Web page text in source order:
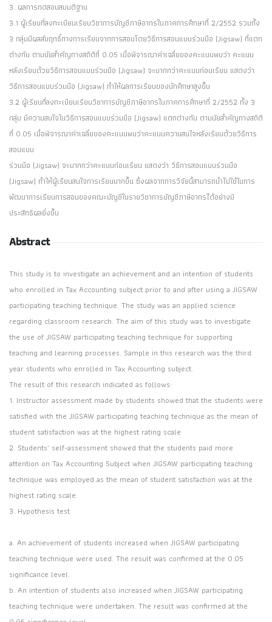
3. ผลการทดสอบสมมติฐาน
3.1 ผู้เรียนที่ลงทะเบียนเรียนวิชาการบัญชีภาษีอากรในภาคการศึกษาที่ 2/2552 รวมทั้ง
3 กลุ่มมีผลสัมฤทธิ์ทางการเรียนจากการสอนโดยวิธีการสอนแบบร่วมมือ (Jigsaw) ที่แตก
ต่างกัน ตามนัยสำคัญทางสถิติที่ 0.05 เมื่อพิจารณาค่าเฉลี่ยของคะแนนพบว่า คะแนน
หลังเรียนด้วยวิธีการสอนแบบร่วมมือ (Jigsaw) จะมากกว่าคะแนนก่อนเรียน แสดงว่า
วิธีการสอนแบบร่วมมือ (Jigsaw) ทำให้ผลการเรียนของนักศึกษาสูงขึ้น
3.2 ผู้เรียนที่ลงทะเบียนเรียนวิชาการบัญชีภาษีอากรในภาคการศึกษาที่ 2/2552 ทั้ง 3
กลุ่ม มีความสนใจในวิธีการสอนแบบร่วมมือ (Jigsaw) แตกต่างกัน ตามนัยสำคัญทางสถิติ
ที่ 0.05 เมื่อพิจารณาค่าเฉลี่ยของคะแนนพบว่าคะแนนความสนใจหลังเรียนด้วยวิธีการ
สอนแบบ
ร่วมมือ (Jigsaw) จะมากกว่าคะแนนก่อนเรียน แสดงว่า วิธีการสอนแบบร่วมมือ
(Jigsaw) ทำให้ผู้เรียนสนใจการเรียนมากขึ้น ซึ่งผลจากการวิจัยนี้สามารถนำไปใช้ในการ
พัฒนาการเรียนการสอนของคณะบัญชีในรายวิชาการบัญชีภาษีอากรได้อย่างมี
ประสิทธิผลยิ่งขึ้น
Abstract
This study is to investigate an achievement and an intention of students
who enrolled in Tax Accounting subject prior to and after using a JIGSAW
participating teaching technique. The study was an applied science
regarding classroom research. The aim of this study was to investigate
the use of JIGSAW participating teaching technique for supporting
teaching and learning processes. Sample in this research was the third
year students who enrolled in Tax Accounting subject.
The result of this research indicated as follows:
1. Instructor assessment made by students showed that the students were
satisfied with the JIGSAW participating teaching technique as the mean of
student satisfaction was at the highest rating scale
2. Students’ self-assessment showed that the students paid more
attention on Tax Accounting Subject when JIGSAW participating teaching
technique was employed as the mean of student satisfaction was at the
highest rating scale.
3. Hypothesis test
a. An achievement of students increased when JIGSAW participating
teaching technique were used. The result was confirmed at the 0.05
significance level.
b. An intention of students also increased when JIGSAW participating
teaching technique were undertaken. The result was confirmed at the